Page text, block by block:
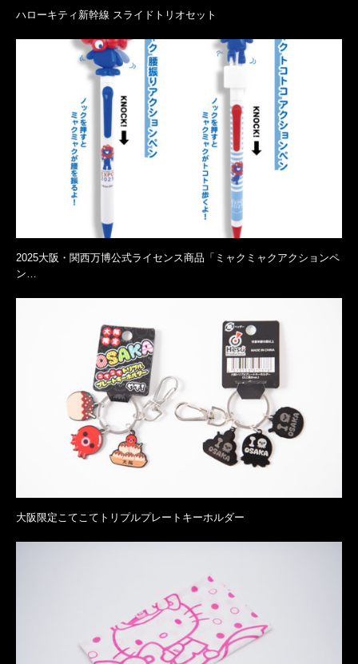
ハローキティ新幹線 スライドトリオセット
2025大阪・関西万博公式ライセンス商品「ミャクミャクアクションペ
ン…
大阪限定こてこてトリプルプレートキーホルダー